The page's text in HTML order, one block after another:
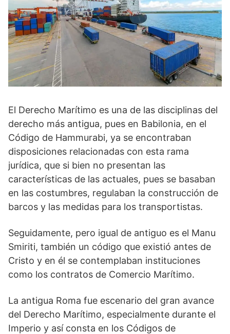
El Derecho Marítimo es una de las disciplinas del
derecho más antigua, pues en Babilonia, en el
Código de Hammurabi, ya se encontraban
disposiciones relacionadas con esta rama
jurídica, que si bien no presentan las
características de las actuales, pues se basaban
en las costumbres, regulaban la construcción de
barcos y las medidas para los transportistas.
Seguidamente, pero igual de antiguo es el Manu
Smiriti, también un código que existió antes de
Cristo y en él se contemplaban instituciones
como los contratos de Comercio Marítimo.
La antigua Roma fue escenario del gran avance
del Derecho Marítimo, especialmente durante el
Imperio y así consta en los Códigos de